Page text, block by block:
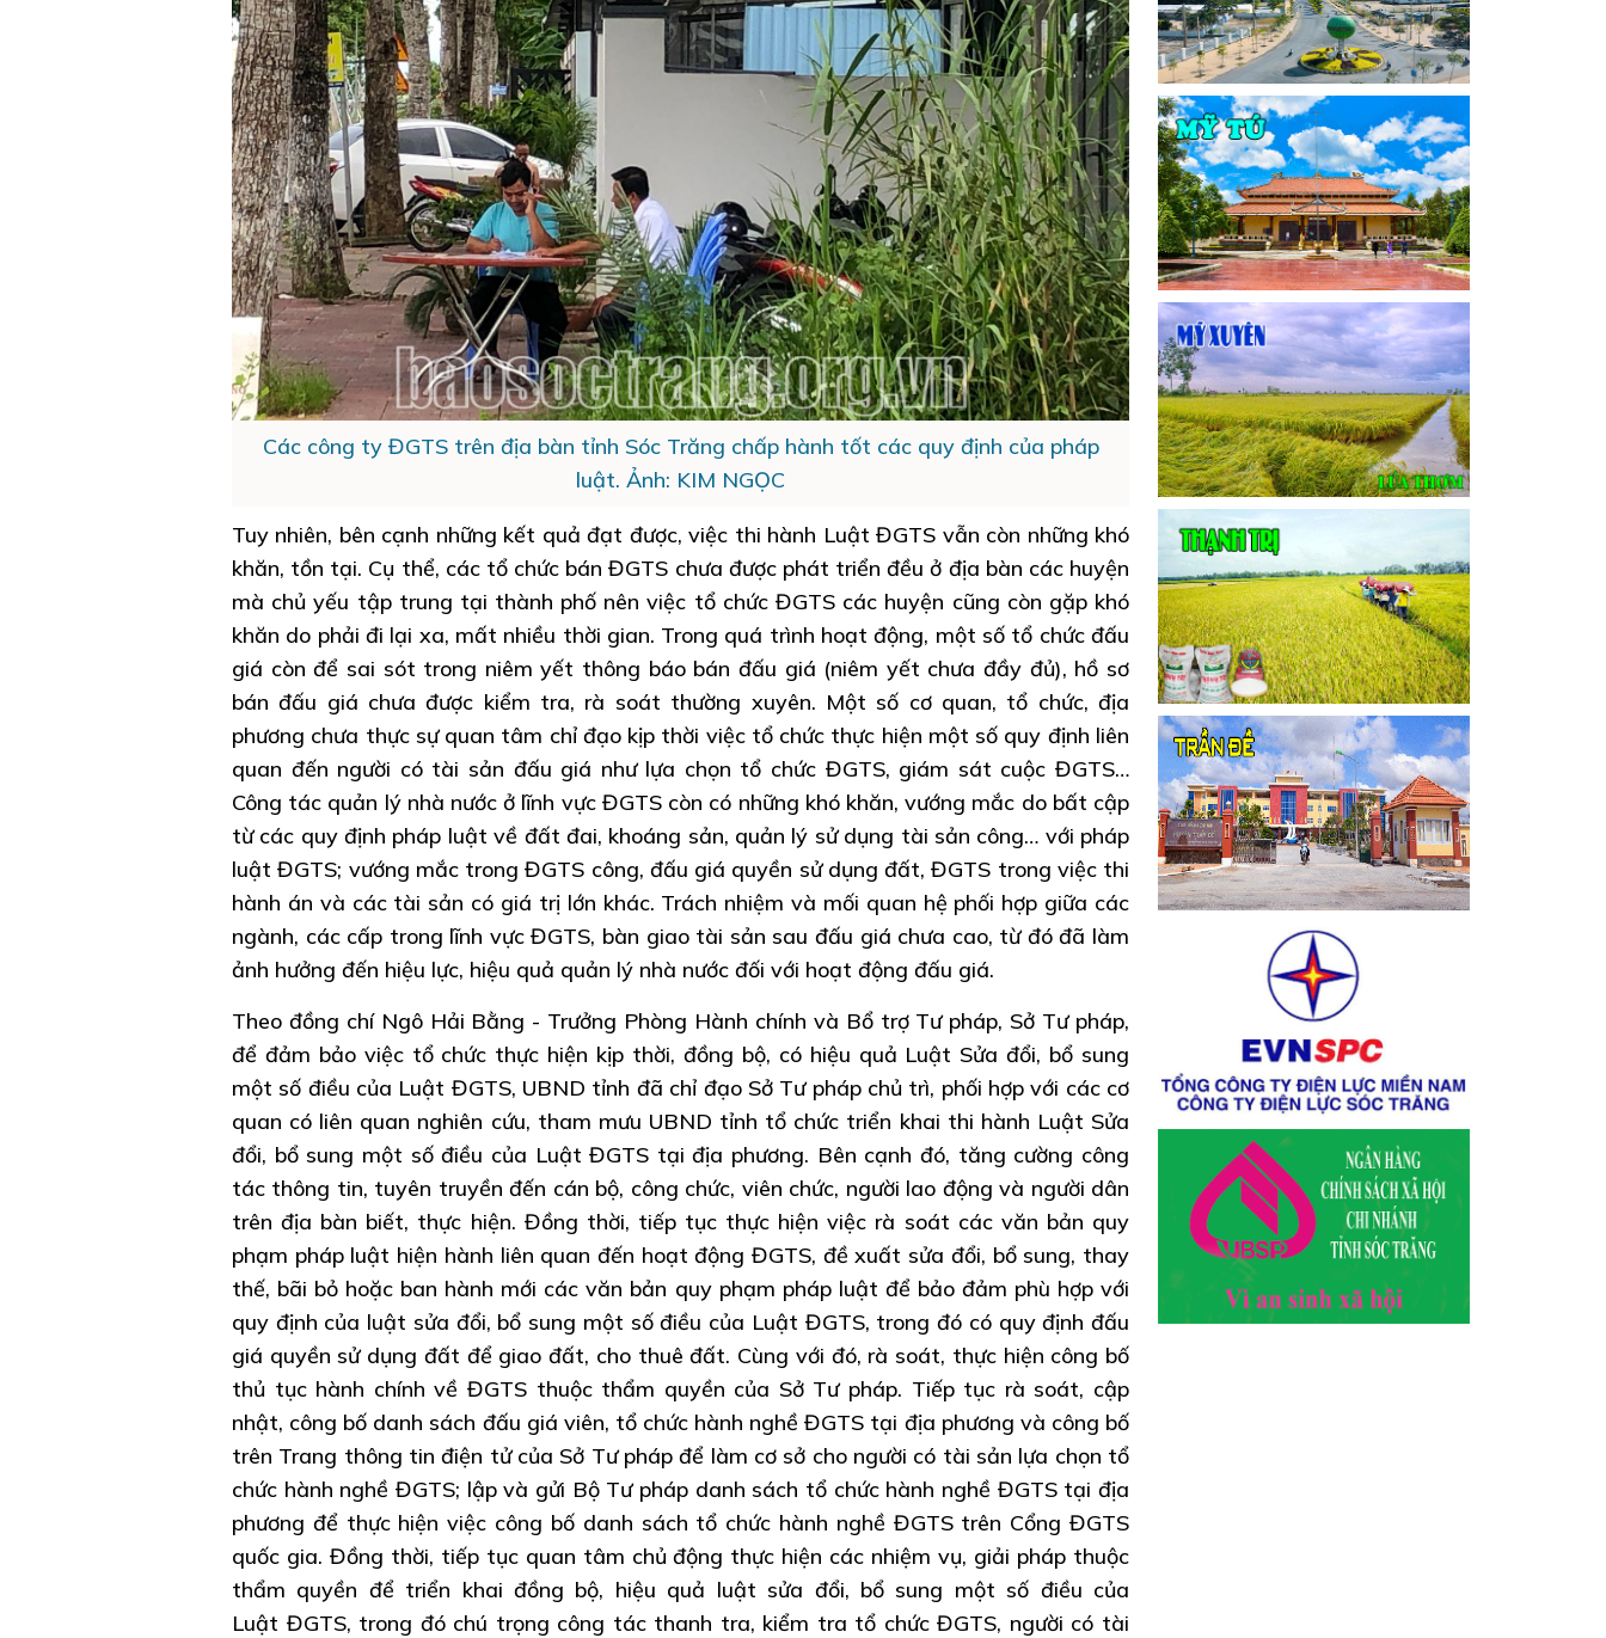
Các công ty ĐGTS trên địa bàn tỉnh Sóc Trăng chấp hành tốt các quy định của pháp
luật. Ảnh: KIM NGỌC
Tuy nhiên, bên cạnh những kết quả đạt được, việc thi hành Luật ĐGTS vẫn còn những khó
khăn, tồn tại. Cụ thể, các tổ chức bán ĐGTS chưa được phát triển đều ở địa bàn các huyện
mà chủ yếu tập trung tại thành phố nên việc tổ chức ĐGTS các huyện cũng còn gặp khó
khăn do phải đi lại xa, mất nhiều thời gian. Trong quá trình hoạt động, một số tổ chức đấu
giá còn để sai sót trong niêm yết thông báo bán đấu giá (niêm yết chưa đầy đủ), hồ sơ
bán đấu giá chưa được kiểm tra, rà soát thường xuyên. Một số cơ quan, tổ chức, địa
phương chưa thực sự quan tâm chỉ đạo kịp thời việc tổ chức thực hiện một số quy định liên
quan đến người có tài sản đấu giá như lựa chọn tổ chức ĐGTS, giám sát cuộc ĐGTS…
Công tác quản lý nhà nước ở lĩnh vực ĐGTS còn có những khó khăn, vướng mắc do bất cập
từ các quy định pháp luật về đất đai, khoáng sản, quản lý sử dụng tài sản công… với pháp
luật ĐGTS; vướng mắc trong ĐGTS công, đấu giá quyền sử dụng đất, ĐGTS trong việc thi
hành án và các tài sản có giá trị lớn khác. Trách nhiệm và mối quan hệ phối hợp giữa các
ngành, các cấp trong lĩnh vực ĐGTS, bàn giao tài sản sau đấu giá chưa cao, từ đó đã làm
ảnh hưởng đến hiệu lực, hiệu quả quản lý nhà nước đối với hoạt động đấu giá.
Theo đồng chí Ngô Hải Bằng - Trưởng Phòng Hành chính và Bổ trợ Tư pháp, Sở Tư pháp,
để đảm bảo việc tổ chức thực hiện kịp thời, đồng bộ, có hiệu quả Luật Sửa đổi, bổ sung
một số điều của Luật ĐGTS, UBND tỉnh đã chỉ đạo Sở Tư pháp chủ trì, phối hợp với các cơ
quan có liên quan nghiên cứu, tham mưu UBND tỉnh tổ chức triển khai thi hành Luật Sửa
đổi, bổ sung một số điều của Luật ĐGTS tại địa phương. Bên cạnh đó, tăng cường công
tác thông tin, tuyên truyền đến cán bộ, công chức, viên chức, người lao động và người dân
trên địa bàn biết, thực hiện. Đồng thời, tiếp tục thực hiện việc rà soát các văn bản quy
phạm pháp luật hiện hành liên quan đến hoạt động ĐGTS, đề xuất sửa đổi, bổ sung, thay
thế, bãi bỏ hoặc ban hành mới các văn bản quy phạm pháp luật để bảo đảm phù hợp với
quy định của luật sửa đổi, bổ sung một số điều của Luật ĐGTS, trong đó có quy định đấu
giá quyền sử dụng đất để giao đất, cho thuê đất. Cùng với đó, rà soát, thực hiện công bố
thủ tục hành chính về ĐGTS thuộc thẩm quyền của Sở Tư pháp. Tiếp tục rà soát, cập
nhật, công bố danh sách đấu giá viên, tổ chức hành nghề ĐGTS tại địa phương và công bố
trên Trang thông tin điện tử của Sở Tư pháp để làm cơ sở cho người có tài sản lựa chọn tổ
chức hành nghề ĐGTS; lập và gửi Bộ Tư pháp danh sách tổ chức hành nghề ĐGTS tại địa
phương để thực hiện việc công bố danh sách tổ chức hành nghề ĐGTS trên Cổng ĐGTS
quốc gia. Đồng thời, tiếp tục quan tâm chủ động thực hiện các nhiệm vụ, giải pháp thuộc
thẩm quyền để triển khai đồng bộ, hiệu quả luật sửa đổi, bổ sung một số điều của
Luật ĐGTS, trong đó chú trọng công tác thanh tra, kiểm tra tổ chức ĐGTS, người có tài